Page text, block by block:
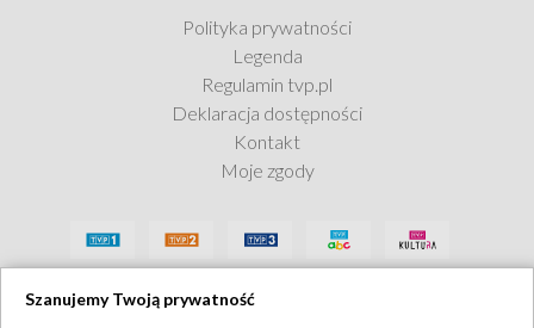
Polityka prywatności
Legenda
Regulamin tvp.pl
Deklaracja dostępności
Kontakt
Moje zgody
Szanujemy Twoją prywatność